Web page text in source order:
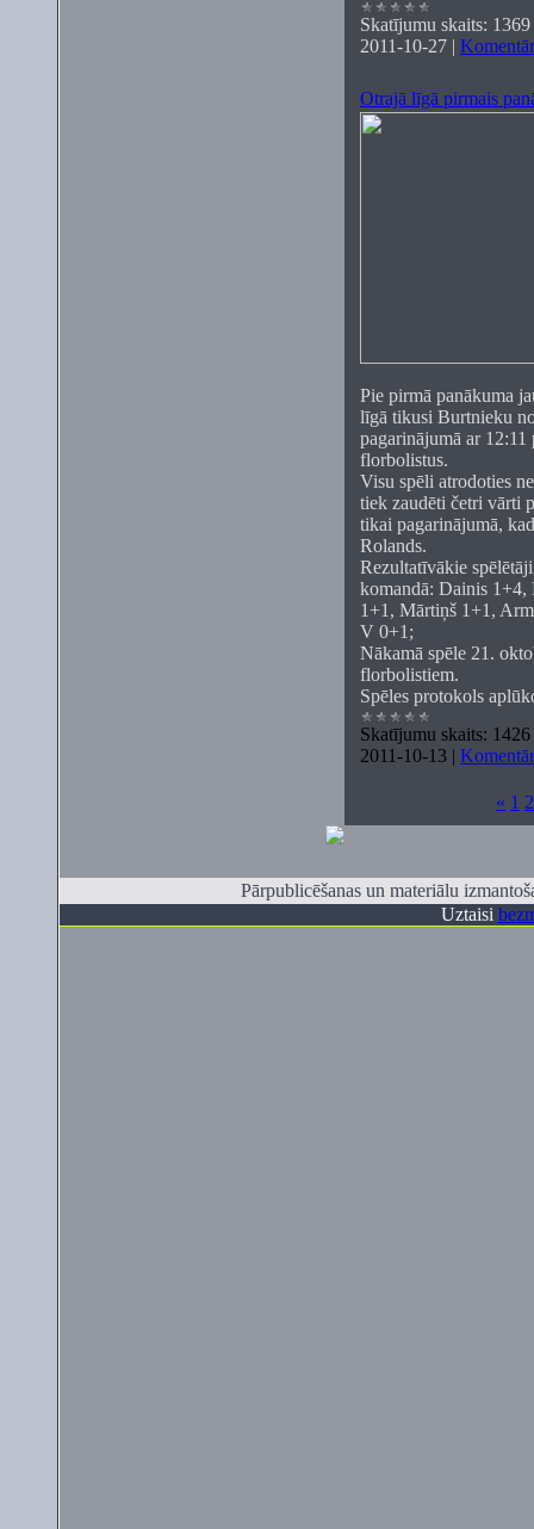
Skatījumu skaits: 1369
2011-10-27 |
Otrajā līgā pirmais
Pie pirmā panākuma
līgā tikusi Burtnieku
pagarinājumā ar
florbolistus.
Visu spēli atrodoties
tiek zaudēti četri vārti
tikai pagarinājumā,
Rolands.
Rezultatīvākie
komandā: Dainis 1+4,
1+1, Mārtiņš 1+1,
V 0+1;
Nākamā spēle 21.
florbolistiem.
Spēles protokols
Skatījumu skaits: 1426
2011-10-13 |
« 1 2
Pārpublicēšanas un materiālu
Uztaisi